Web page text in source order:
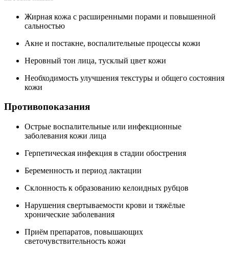
Жирная кожа с расширенными порами и повышенной
сальностью
Акне и постакне, воспалительные процессы кожи
Неровный тон лица, тусклый цвет кожи
Необходимость улучшения текстуры и общего состояния
кожи
Противопоказания
Острые воспалительные или инфекционные
заболевания кожи лица
Герпетическая инфекция в стадии обострения
Беременность и период лактации
Склонность к образованию келоидных рубцов
Нарушения свертываемости крови и тяжёлые
хронические заболевания
Приём препаратов, повышающих
светочувствительность кожи